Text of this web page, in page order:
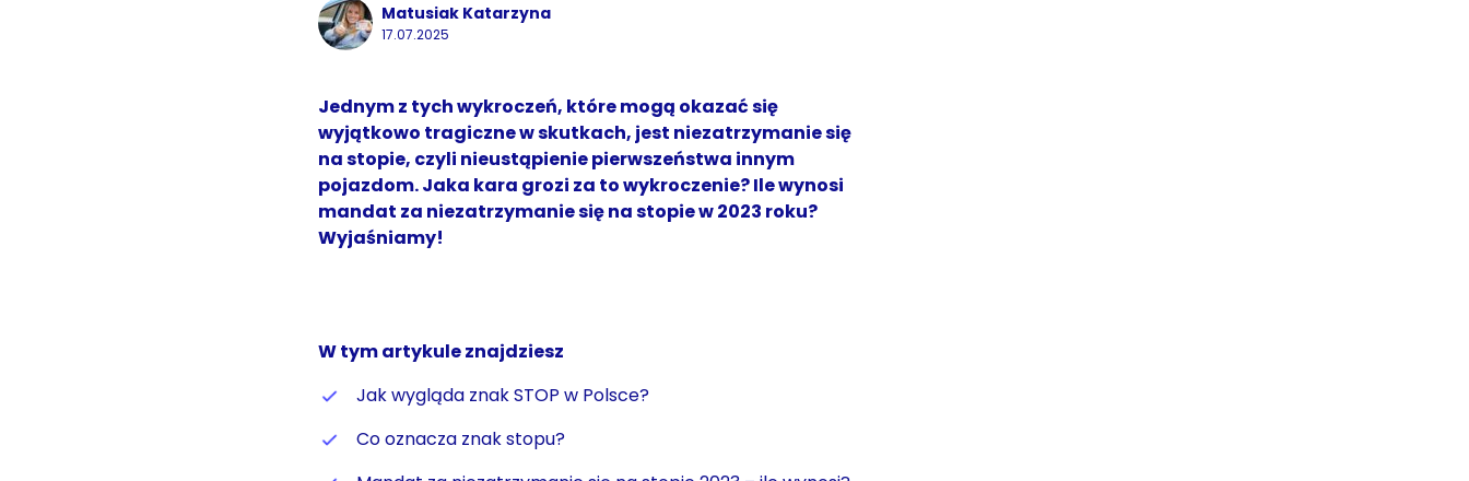
Matusiak Katarzyna
17.07.2025
Jednym z tych wykroczeń, które mogą okazać się
wyjątkowo tragiczne w skutkach, jest niezatrzymanie się
na stopie, czyli nieustąpienie pierwszeństwa innym
pojazdom. Jaka kara grozi za to wykroczenie? Ile wynosi
mandat za niezatrzymanie się na stopie w 2023 roku?
Wyjaśniamy!
W tym artykule znajdziesz
Jak wygląda znak STOP w Polsce?
Co oznacza znak stopu?